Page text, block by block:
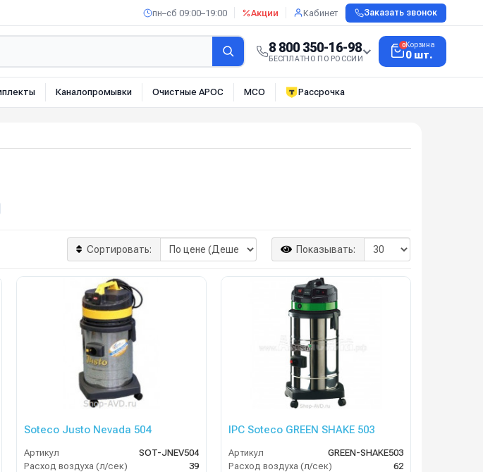
пн–сб 09:00–19:00 Акции Кабинет Заказать звонок
8 800 350-16-98
БЕСПЛАТНО ПО РОССИИ
0Корзина
0 шт.
Каналопромывки Очистные АРОС МСО Рассрочка
Сортировать: Показывать:
Soteco Justo Nevada 504
Артикул
SOT-JNEV504
Расход воздуха (л/сек)
39
IPC Soteco GREEN SHAKE 503
Артикул
GREEN-SHAKE503
Расход воздуха (л/сек)
62